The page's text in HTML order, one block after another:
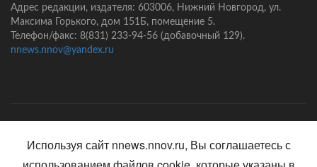
Адрес редакции, издателя: 603006, Нижний Новгород, ул.
Максима Горького, дом 151Б, помещение 5.
Телефон/факс: 8(831) 233-94-56 (добавочный 129).
nnews.nnov@yandex.ru
Используя сайт nnews.nnov.ru, Вы соглашаетесь с